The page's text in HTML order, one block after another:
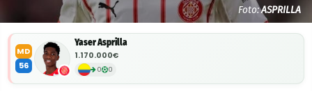
Foto:ASPRILLA
MD
56
Yaser Asprilla
1.170.000€
0 0